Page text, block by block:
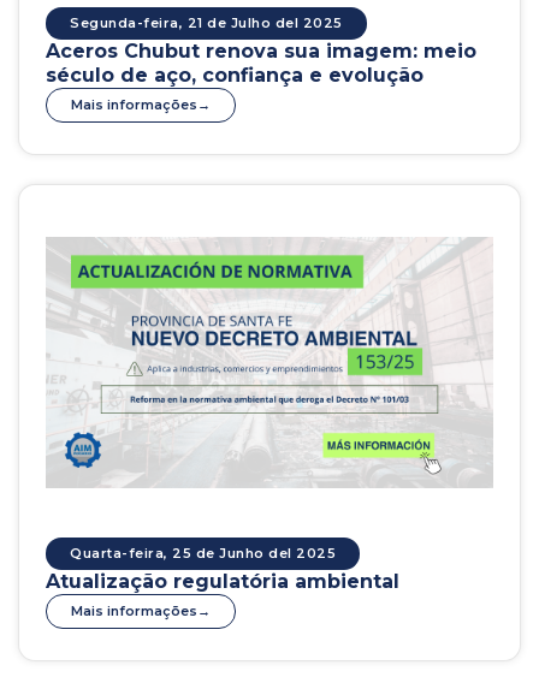
Segunda-feira, 21 de Julho del 2025
Aceros Chubut renova sua imagem: meio
século de aço, confiança e evolução
Mais informações
Quarta-feira, 25 de Junho del 2025
Atualização regulatória ambiental
Mais informações